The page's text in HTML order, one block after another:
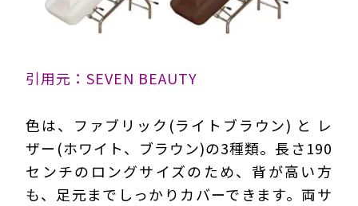
引用元：SEVEN BEAUTY
色は、ファブリック(ライトブラウン) と レ
ザー(ホワイト、ブラウン)の3種類。長さ190
センチのロングサイズのため、背が高い方
も、足元までしっかりカバーできます。両サ